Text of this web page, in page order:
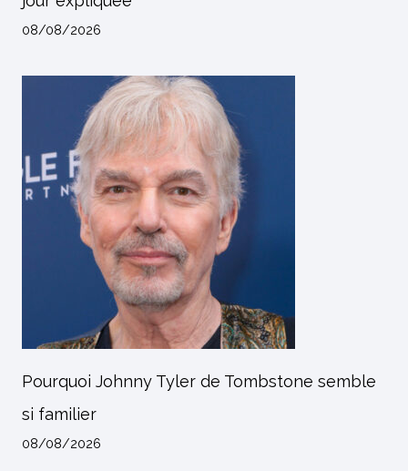
08/08/2026
Pourquoi Johnny Tyler de Tombstone semble
si familier
08/08/2026